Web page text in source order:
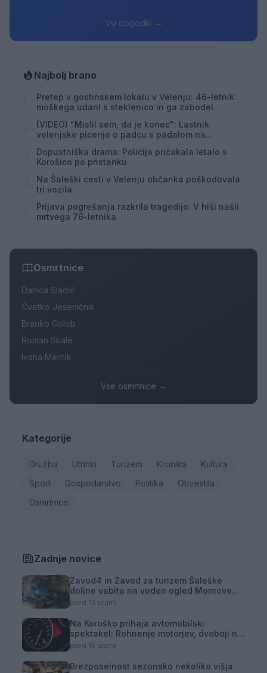
Vsi dogodki →
Najbolj brano
Pretep v gostinskem lokalu v Velenju: 46-letnik
moškega udaril s steklenico in ga zabodel
(VIDEO) "Mislil sem, da je konec": Lastnik
velenjske picerije o padcu s padalom na
Dopustniška drama: Policija pričakala letalo s
Korošico po pristanku
Na Šaleški cesti v Velenju občanka poškodovala
tri vozila
Prijava pogrešanja razkrila tragedijo: V hiši našli
mrtvega 76-letnika
Osmrtnice
Danica Sladič
Cvetko Jeseničnik
Branko Golob
Roman Skale
Ivana Mernik
Vse osmrtnice →
Kategorije
Družba Utrinki Turizem Kronika
Kultura
Šport
Gospodarstvo Politika
Obvestila
Osmrtnice
Zadnje novice
Zavod4 in Zavod za turizem Šaleške
doline vabita na voden ogled Mornove
zijalke
pred 13 urami
Na Koroško prihaja avtomobilski
spektakel: Rohnenje motorjev, dvoboji na
progah in atraktivni Car Meet
pred 15 urami
Brezposelnost sezonsko nekoliko višja